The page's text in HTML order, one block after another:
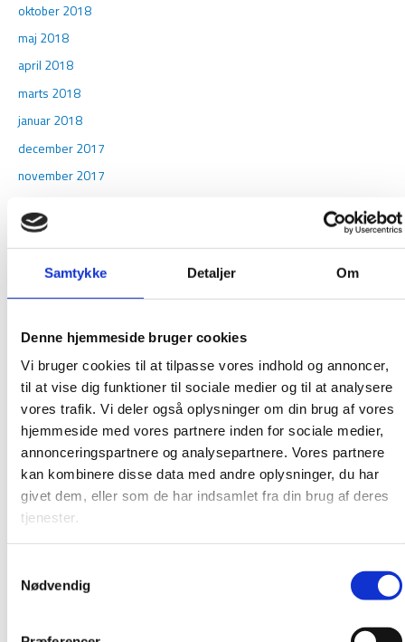
Samtykke Detaljer Om
Denne hjemmeside bruger cookies
Vi bruger cookies til at tilpasse vores indhold og annoncer,
til at vise dig funktioner til sociale medier og til at analysere
vores trafik. Vi deler også oplysninger om din brug af vores
hjemmeside med vores partnere inden for sociale medier,
annonceringspartnere og analysepartnere. Vores partnere
kan kombinere disse data med andre oplysninger, du har
givet dem, eller som de har indsamlet fra din brug af deres
tjenester.
Nødvendig
oktober 2018
maj 2018
april 2018
marts 2018
januar 2018
december 2017
november 2017
august 2017
april 2017
marts 2017
februar 2017
januar 2017
december 2016
november 2016
oktober 2016
juni 2016